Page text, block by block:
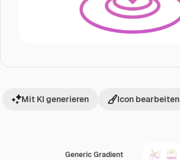
Generic Gradient
Mit KI generieren Icon bearbeiten